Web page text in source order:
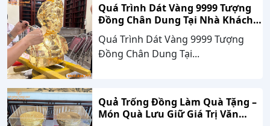
Quá Trình Dát Vàng 9999 Tượng
Đồng Chân Dung Tại Nhà Khách
Hàng Nghệ An
Quá Trình Dát Vàng 9999 Tượng
Đồng Chân Dung Tại...
Quả Trống Đồng Làm Quà Tặng –
Món Quà Lưu Giữ Giá Trị Văn